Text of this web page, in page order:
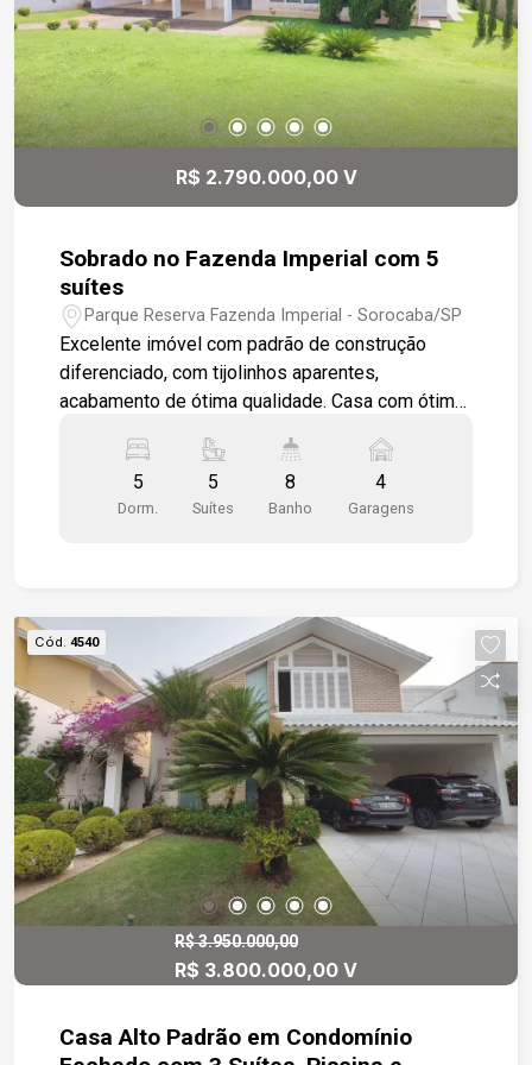
R$ 2.790.000,00 V
Sobrado no Fazenda Imperial com 5
suítes
Parque Reserva Fazenda Imperial - Sorocaba/SP
Excelente imóvel com padrão de construção
diferenciado, com tijolinhos aparentes,
acabamento de ótima qualidade. Casa com ótima
espaço amplo entre as salas!! Sala 3 ambientes
integrada , lareira com a cozinha modulada com
uma ampla ilha, lavabo. São 5 suítes , quarto de
grande com 2 entradas de serviços
independentes. características das áreas
comuns: bosque, campo de futebol,
churrasqueira, clube, piscina, pista de cooper,
playground, quadra de tênis, quadra poliesportiva,
salão de festas, salão de jogos.
5
Dorm.
5
Suítes
8
Banho
4
Garagens
Cód. 4540
R$ 3.950.000,00
R$ 3.800.000,00 V
Casa Alto Padrão em Condomínio